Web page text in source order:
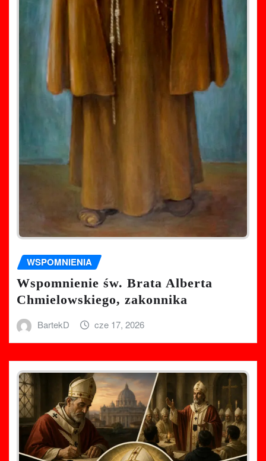
WSPOMNIENIA
Wspomnienie św. Brata Alberta
Chmielowskiego, zakonnika
BartekD cze 17, 2026